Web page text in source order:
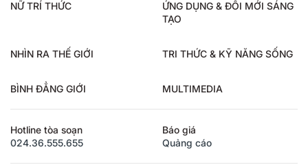
NỮ TRÍ THỨC
ỨNG DỤNG & ĐỔI MỚI SÁNG
TẠO
NHÌN RA THẾ GIỚI TRI THỨC & KỸ NĂNG SỐNG
BÌNH ĐẲNG GIỚI MULTIMEDIA
Hotline tòa soạn
024.36.555.655
Báo giá
Quảng cáo